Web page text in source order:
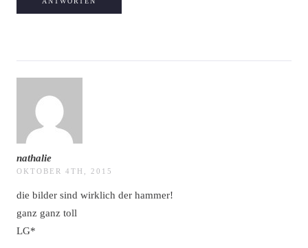
nathalie
OKTOBER 4TH, 2015
die bilder sind wirklich der hammer!
ganz ganz toll
LG*